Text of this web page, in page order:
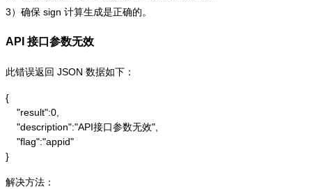
3）确保 sign 计算生成是正确的。
API 接口参数无效
此错误返回 JSON 数据如下：
{
    "result":0,
    "description":"API接口参数无效",
    "flag":"appid"
}
解决方法：